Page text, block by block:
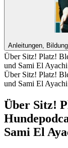
Anleitungen,
Über Sitz! Platz!
und Sami El Ayachi
Über Sitz! Platz!
und Sami El Ayachi
Über Sitz!
Sami El